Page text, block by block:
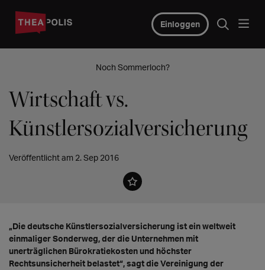
Einloggen
Noch Sommerloch?
Wirtschaft vs.
Künstlersozialversicherung
Veröffentlicht am 2. Sep 2016
„Die deutsche Künstlersozialversicherung ist ein weltweit
einmaliger Sonderweg, der die Unternehmen mit
unerträglichen Bürokratiekosten und höchster
Rechtsunsicherheit belastet“, sagt die Vereinigung der